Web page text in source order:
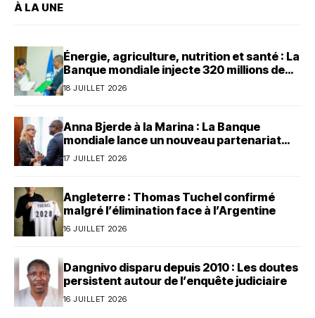
À LA UNE
Énergie, agriculture, nutrition et santé : La
Banque mondiale injecte 320 millions de
dollars au Bénin
18 JUILLET 2026
Anna Bjerde à la Marina : La Banque
mondiale lance un nouveau partenariat
avec le Bénin
17 JUILLET 2026
Angleterre : Thomas Tuchel confirmé
malgré l’élimination face à l’Argentine
16 JUILLET 2026
Dangnivo disparu depuis 2010 : Les doutes
persistent autour de l’enquête judiciaire
16 JUILLET 2026